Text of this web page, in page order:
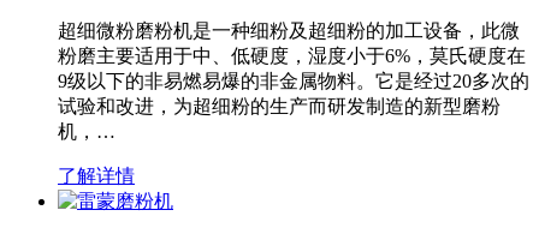
超细微粉磨粉机是一种细粉及超细粉的加工设备，此微
粉磨主要适用于中、低硬度，湿度小于6%，莫氏硬度在
9级以下的非易燃易爆的非金属物料。它是经过20多次的
试验和改进，为超细粉的生产而研发制造的新型磨粉
机，…
了解详情